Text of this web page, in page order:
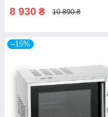
8 930 ₴ 10 890 ₴
–15%